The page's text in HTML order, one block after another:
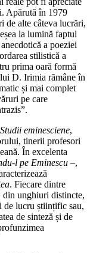
Apărută în 1979
de alte câteva lucrări,
la lumină faptul
a poeziei
stilistică a
prima oară formă
D. Irimia rămâne în
și mai complet
pe care
Studii eminesciene,
tinerii profesori
În excelenta
l pe Eminescu –,
. Fiecare dintre
din unghiuri distincte,
de lucru științific sau,
de sinteză și de